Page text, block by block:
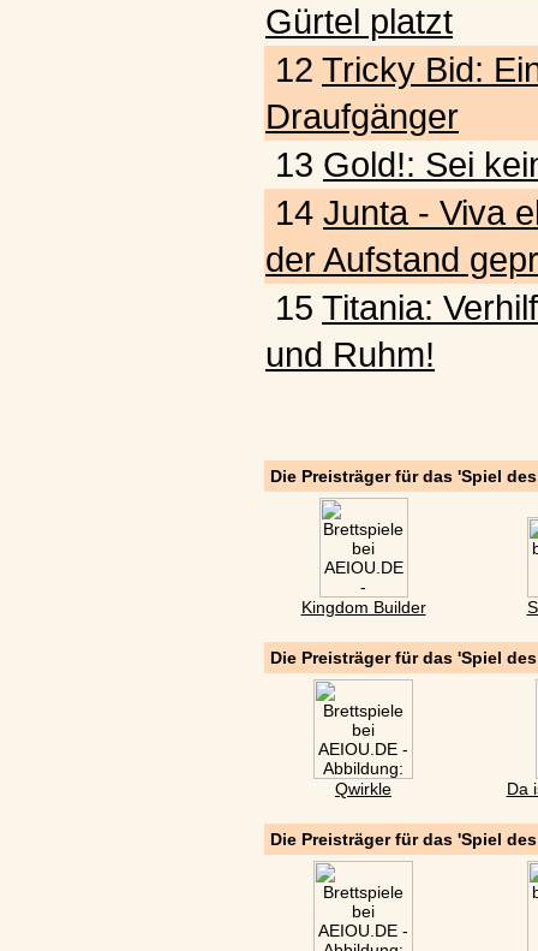
Gürtel platzt
12 Tricky Bid:
Draufgänger
13 Gold!: Sei
14 Junta - Viva
der Aufstand
15 Titania:
und Ruhm!
Die Preisträger für das 'Spiel
Kingdom Builder
Die Preisträger für das 'Spiel
Qwirkle Da
Die Preisträger für das 'Spiel